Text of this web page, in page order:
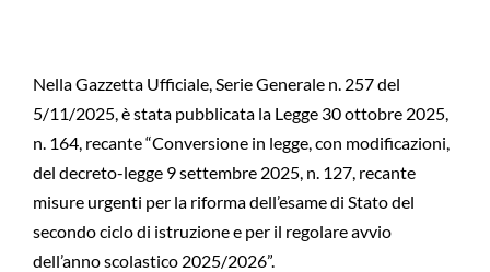
Nella Gazzetta Ufficiale, Serie Generale n. 257 del
5/11/2025, è stata pubblicata la Legge 30 ottobre 2025,
n. 164, recante “Conversione in legge, con modificazioni,
del decreto-legge 9 settembre 2025, n. 127, recante
misure urgenti per la riforma dell’esame di Stato del
secondo ciclo di istruzione e per il regolare avvio
dell’anno scolastico 2025/2026”.